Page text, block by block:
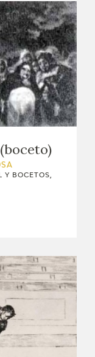
BOCETOS,